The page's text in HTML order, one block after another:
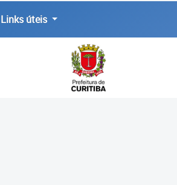
Links úteis